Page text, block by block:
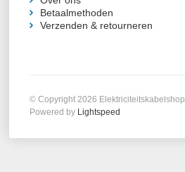
Betaalmethoden
Verzenden & retourneren
© Copyright 2026 Elektriciteitskabelshop
Powered by Lightspeed